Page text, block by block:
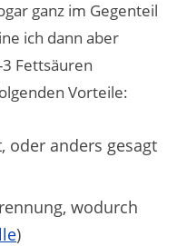
ganz im Gegenteil
ich dann aber
Fettsäuren
Vorteile:
oder anders gesagt
wodurch
)